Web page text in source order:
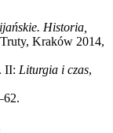
Historia,
Truty, Kraków 2014,
II: Liturgia i czas,